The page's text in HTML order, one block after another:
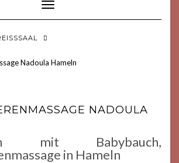
Toggle Navigation
NADOULA
mit Babybauch,
in Hameln